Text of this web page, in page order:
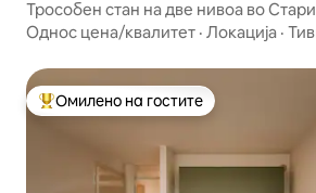
Трособен стан на две нивоа во
Казет
Однос цена/квалитет · Локација ·
Меѓу најуспешните „Омилени на
Омилено на гостите